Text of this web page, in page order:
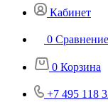
Кабинет
0 Сравнение
0 Корзина
+7 495 118